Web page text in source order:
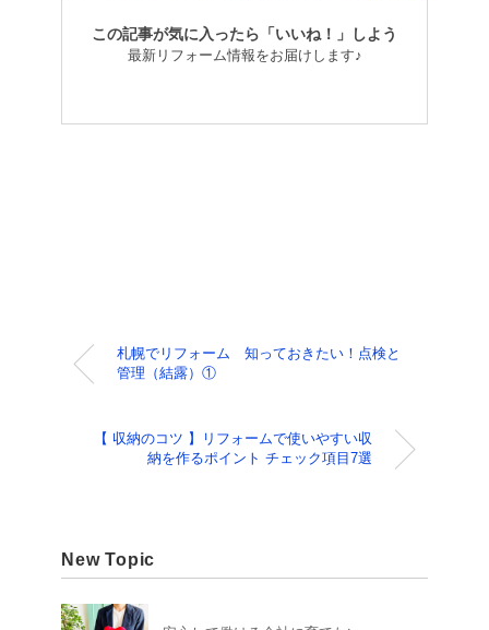
この記事が気に入ったら「いいね！」しよう
最新リフォーム情報をお届けします♪
札幌でリフォーム 知っておきたい！点検と
管理（結露）①
【 収納のコツ 】リフォームで使いやすい収
納を作るポイント チェック項目7選
New Topic